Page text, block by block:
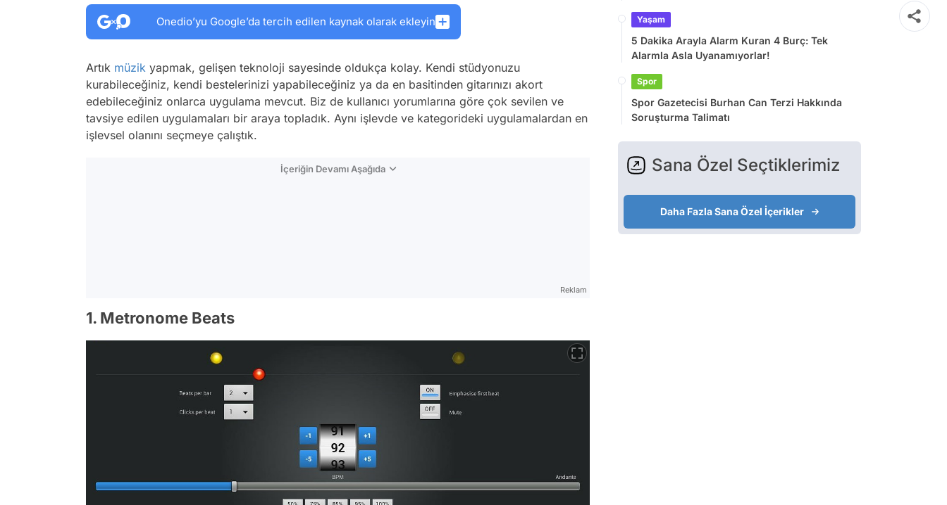
Onedio’yu Google’da tercih edilen kaynak olarak ekleyin
Artık müzik yapmak, gelişen teknoloji sayesinde oldukça kolay. Kendi stüdyonuzu
kurabileceğiniz, kendi bestelerinizi yapabileceğiniz ya da en basitinden gitarınızı akort
edebileceğiniz onlarca uygulama mevcut. Biz de kullanıcı yorumlarına göre çok sevilen ve
tavsiye edilen uygulamaları bir araya topladık. Aynı işlevde ve kategorideki uygulamalardan en
işlevsel olanını seçmeye çalıştık.
İçeriğin Devamı Aşağıda
Reklam
1. Metronome Beats
Yaşam
5 Dakika Arayla Alarm Kuran 4 Burç: Tek
Alarmla Asla Uyanamıyorlar!
Spor
Spor Gazetecisi Burhan Can Terzi Hakkında
Soruşturma Talimatı
Sana Özel Seçtiklerimiz
Daha Fazla Sana Özel İçerikler